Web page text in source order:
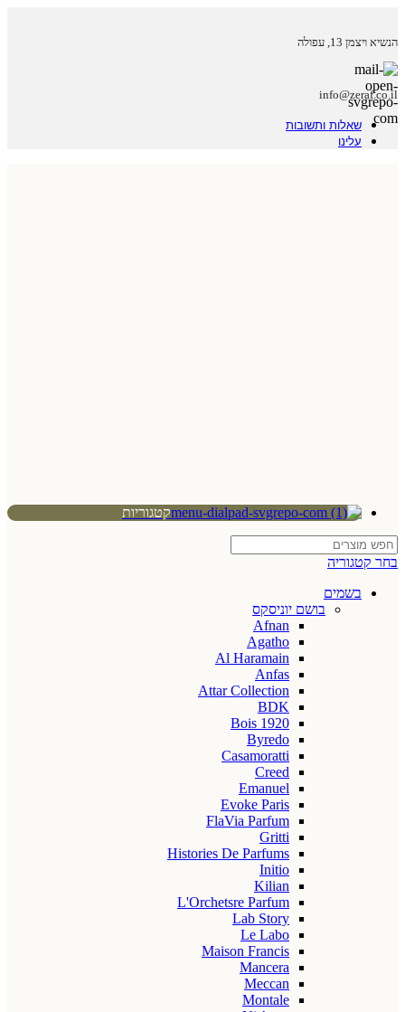
הנשיא ויצמן 13, עפולה
info@zeraf.co.il
שאלות ותשובות
עלינו
קטגוריות
בחר קטגוריה
בשמים
בושם יוניסקס
Afnan
Agatho
Al Haramain
Anfas
Attar Collection
BDK
Bois 1920
Byredo
Casamoratti
Creed
Emanuel
Evoke Paris
FlaVia Parfum
Gritti
Histories De Parfums
Initio
Kilian
L'Orchetsre Parfum
Lab Story
Le Labo
Maison Francis
Mancera
Meccan
Montale